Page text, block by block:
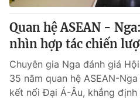
Góc doanh nghiệp
Truyền hình
Phim VTV
Hậu trường
Nhân vật
Giải trí
Điện ảnh
Âm nhạc
Đời sống
Quan hệ ASEAN -
nhìn hợp tác chiến
Chuyên gia Nga đánh giá
35 năm quan hệ ASEAN-
kết nối Đại Á-Âu, khẳng